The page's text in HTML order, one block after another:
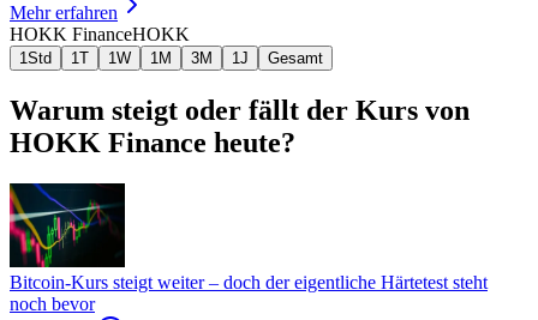
Mehr erfahren
HOKK FinanceHOKK
1Std 1T 1W 1M 3M 1J Gesamt
Warum steigt oder fällt der Kurs von
HOKK Finance heute?
Bitcoin-Kurs steigt weiter – doch der eigentliche Härtetest steht
noch bevor